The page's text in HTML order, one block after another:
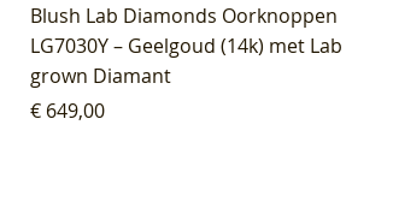
Blush Lab Diamonds Oorknoppen
LG7030Y – Geelgoud (14k) met Lab
grown Diamant
Prijs
€ 649,00